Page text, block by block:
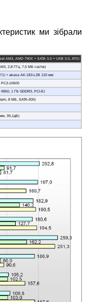
ми зібрали
AM3, AMD 790X + SATA 3.0 + USB 3.0, ATX)
2,8 ГГц, 7,5 МБ cache)
+ akasa AK-183-L2B 120 мм
10600
4850, 1 ГБ GDDR3, PCI-E)
8 МБ, SATA-300)
39,1дБ)